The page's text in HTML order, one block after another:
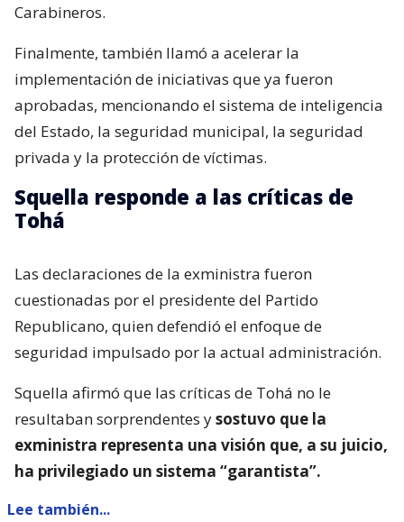
Carabineros.
Finalmente, también llamó a acelerar la
implementación de iniciativas que ya fueron
aprobadas, mencionando el sistema de inteligencia
del Estado, la seguridad municipal, la seguridad
privada y la protección de víctimas.
Squella responde a las críticas de
Tohá
Las declaraciones de la exministra fueron
cuestionadas por el presidente del Partido
Republicano, quien defendió el enfoque de
seguridad impulsado por la actual administración.
Squella afirmó que las críticas de Tohá no le
resultaban sorprendentes ysostuvo que la
exministra representa una visión que, a su juicio,
ha privilegiado un sistema “garantista”.
Lee también...